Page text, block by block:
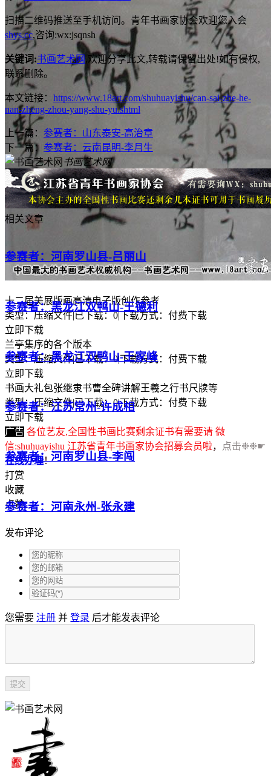
十二届美展版画高清电子版创作参考
类型：压缩文件|已下载：0|下载方式：付费下载
立即下载
兰亭集序的各个版本
类型：压缩文件|已下载：0|下载方式：付费下载
立即下载
书画大礼包张继隶书曹全碑讲解王羲之行书尺牍等
类型：压缩文件|已下载：0|下载方式：付费下载
立即下载
广告 各位艺友,全国性书画比赛剩余证书有需要请 微
信:shuhuayishu 江苏省青年书画家协会招募会员啦，
点击❉❉☛
在线办理！
打赏
收藏
点赞
扫描二维码推送至手机访问。青年书画家协会欢迎您入会
shys.cc,咨询:wx:jsqnsh
关键词:书画艺术网,欢迎分享此文,转载请保留出处!如有侵权,
联系删除。
本文链接： https://www.18art.com/shuhuayishu/can-sai-zhe-he-
nan-zheng-zhou-yang-shu-yu.shtml
上一篇： 参赛者：山东泰安-高治章
下一篇： 参赛者：云南昆明-李月生
书画艺术网
相关文章
参赛者：河南罗山县-吕丽山
参赛者：黑龙江双鸭山-王德利
参赛者：黑龙江双鸭山-王家峰
参赛者：江苏常州-许成相
参赛者：河南罗山县-李闯
参赛者：河南永州-张永建
发布评论
您需要 注册 并 登录 后才能发表评论